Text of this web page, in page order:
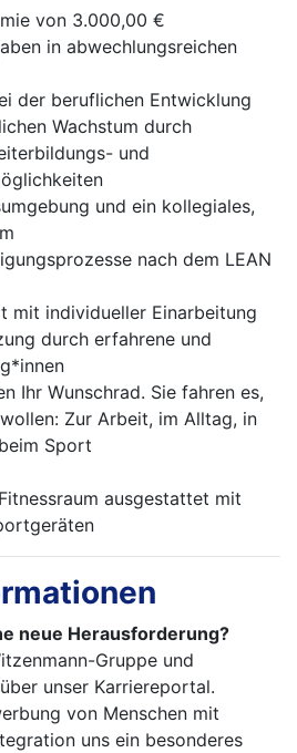
von 3.000,00 €
in abwechlungsreichen
der beruflichen Entwicklung
Wachstum durch
und
und ein kollegiales,
nach dem LEAN
mit individueller Einarbeitung
durch erfahrene und
Ihr Wunschrad. Sie fahren es,
Zur Arbeit, im Alltag, in
Sport
ausgestattet mit
neue Herausforderung?
Gruppe und
unser Karriereportal.
von Menschen mit
uns ein besonderes